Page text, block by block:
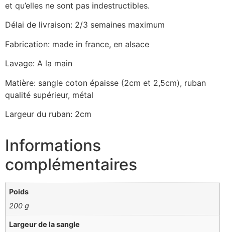
et qu’elles ne sont pas indestructibles.
Délai de livraison: 2/3 semaines maximum
Fabrication: made in france, en alsace
Lavage: A la main
Matière: sangle coton épaisse (2cm et 2,5cm), ruban
qualité supérieur, métal
Largeur du ruban: 2cm
Informations
complémentaires
Poids
200 g
Largeur de la sangle